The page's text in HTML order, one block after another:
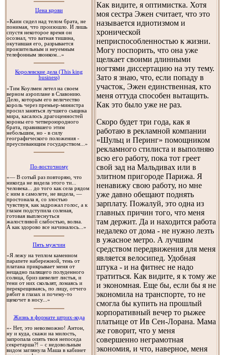
Цена крови
«Каин сидел над телом брата, не
понимая, что произошло. И лишь
спустя некоторое время он
осознал, что ватная тишина,
окутавшая его, разрывается
пронзительным и неуемным
телефонным звонком...»
Королевские дела (This king
business)
«Тим Коулмен летел на своем
верном аэроплане в Славонию.
Дело, которым его величество
король через премьер-министра
просил заняться лучшего сыщика
мира, касалось драгоценностей
короны его четвероюродного
брата, правившего этим
небольшим, но - в силу
географического положения -
преуспевающим государством...»
По-восточному
«— В сотый раз повторяю, что
никогда не видела этого ти...
человека... до того как села рядом
с ним в самолете, не видела, —
простонала я, со злостью
чувствуя, как задрожал голос, а к
глазам подступила соленая,
готовая выплеснуться
жалостливой слабостью, волна.
А как здорово все начиналось...»
Пять мужчин
«Я лежу на теплом каменном
парапете набережной, тень от
платана прикрывает меня от
нещадно палящего полуденного
солнца, бриз шевелит листья, и
тени от них скользят, ломаясь и
перекрещиваясь, по лицу, отчего
рябит в глазах и почему-то
щекочет в носу...»
Жизнь в формате штрих-кода
«- Нет, это невозможно! Антон,
ну и куда, скажи на милость,
запропала опять твоя непоседа
секретарша?! – с недовольным
видом заглянула Маша в кабинет
Как видите, я оптимистка. Хотя
моя сестра Эжен считает, что это
называется идиотизмом и
хронической
неприспособленностью к жизни.
Могу поспорить, что она уже
щелкает своими длинными
ногтями диссертацию на эту тему.
Зато я знаю, что, если попаду в
участок, Эжен единственная, кто
меня оттуда способен вытащить.
Как это было уже не раз.
Скоро будет три года, как я
работаю в рекламной компании
«Шульц и Перинг» помощником
рекламного стилиста и выполняю
всю его работу, пока тот греет
свой зад на Мальдивах или в
элитном пригороде Парижа. Я
ненавижу свою работу, но мне
уже давно обещают поднять
зарплату. Пожалуй, это одна из
главных причин того, что меня
там держит. Да и находится работа
недалеко от дома - не нужно лезть
в ужасное метро. А лучшим
средством передвижения для меня
является велосипед. Удобная
штука - и на фитнес не надо
тратиться. Как видите, я к тому же
и экономная. Еще бы, если бы я не
экономила на транспорте, то не
смогла бы купить на прошлый
корпоративный вечер то рыжее
платьице от Ив Сен-Лорана. Мама
же говорит, что у меня
совершенно неграмотная
экономия, и что, наверное, меня